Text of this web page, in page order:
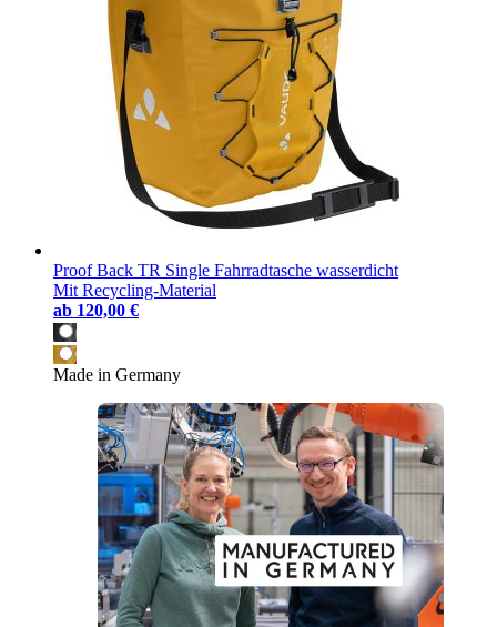
Proof Back TR Single Fahrradtasche wasserdicht
Mit Recycling-Material
ab 120,00 €
Made in Germany